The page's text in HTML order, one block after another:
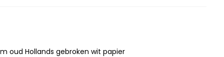
oud Hollands gebroken wit papier